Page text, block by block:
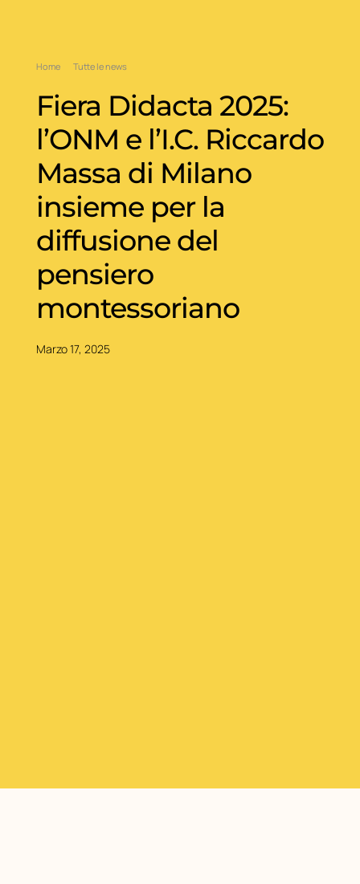
Home Tutte le news
Fiera Didacta 2025:
l’ONM e l’I.C. Riccardo
Massa di Milano
insieme per la
diffusione del
pensiero
montessoriano
Marzo 17, 2025